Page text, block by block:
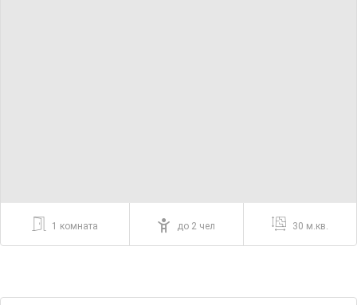
1 комната до 2 чел 30 м.кв.